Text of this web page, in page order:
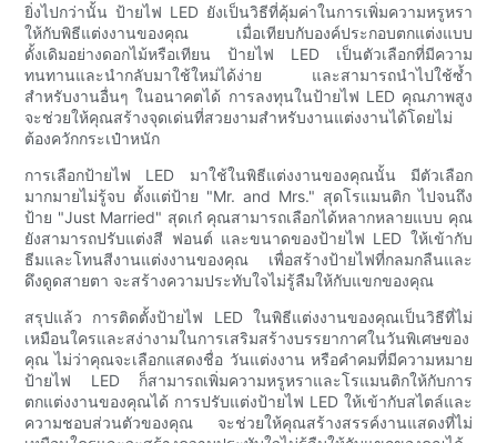
ยิ่งไปกว่านั้น ป้ายไฟ LED ยังเป็นวิธีที่คุ้มค่าในการเพิ่มความหรูหรา
ให้กับพิธีแต่งงานของคุณ เมื่อเทียบกับองค์ประกอบตกแต่งแบบ
ดั้งเดิมอย่างดอกไม้หรือเทียน ป้ายไฟ LED เป็นตัวเลือกที่มีความ
ทนทานและนำกลับมาใช้ใหม่ได้ง่าย และสามารถนำไปใช้ซ้ำ
สำหรับงานอื่นๆ ในอนาคตได้ การลงทุนในป้ายไฟ LED คุณภาพสูง
จะช่วยให้คุณสร้างจุดเด่นที่สวยงามสำหรับงานแต่งงานได้โดยไม่
ต้องควักกระเป๋าหนัก
การเลือกป้ายไฟ LED มาใช้ในพิธีแต่งงานของคุณนั้น มีตัวเลือก
มากมายไม่รู้จบ ตั้งแต่ป้าย "Mr. and Mrs." สุดโรแมนติก ไปจนถึง
ป้าย "Just Married" สุดเก๋ คุณสามารถเลือกได้หลากหลายแบบ คุณ
ยังสามารถปรับแต่งสี ฟอนต์ และขนาดของป้ายไฟ LED ให้เข้ากับ
ธีมและโทนสีงานแต่งงานของคุณ เพื่อสร้างป้ายไฟที่กลมกลืนและ
ดึงดูดสายตา จะสร้างความประทับใจไม่รู้ลืมให้กับแขกของคุณ
สรุปแล้ว การติดตั้งป้ายไฟ LED ในพิธีแต่งงานของคุณเป็นวิธีที่ไม่
เหมือนใครและสง่างามในการเสริมสร้างบรรยากาศในวันพิเศษของ
คุณ ไม่ว่าคุณจะเลือกแสดงชื่อ วันแต่งงาน หรือคำคมที่มีความหมาย
ป้ายไฟ LED ก็สามารถเพิ่มความหรูหราและโรแมนติกให้กับการ
ตกแต่งงานของคุณได้ การปรับแต่งป้ายไฟ LED ให้เข้ากับสไตล์และ
ความชอบส่วนตัวของคุณ จะช่วยให้คุณสร้างสรรค์งานแสดงที่ไม่